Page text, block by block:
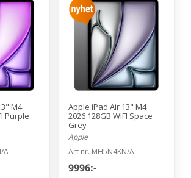
M4
Purple
A
Apple iPad Air 13" M4
2026 128GB WIFI Space
Grey
Apple
Art nr. MH5N4KN/A
9996:-